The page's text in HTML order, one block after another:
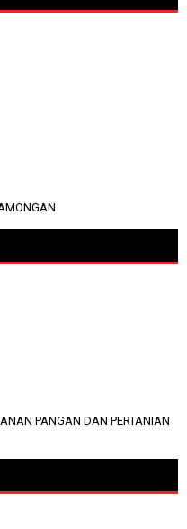
PANGAN DAN PERTANIAN